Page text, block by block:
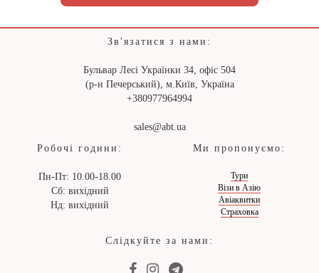
Зв'язатися з нами:
Бульвар Лесі Українки 34, офіс 504
(р-н Печерський), м.Київ, Україна
+380977964994
sales@abt.ua
Робочі години:
Пн-Пт: 10.00-18.00
Сб: вихідний
Нд: вихідний
Ми пропонуємо:
Тури
Візи в Азію
Авіаквитки
Страховка
Слідкуйте за нами: